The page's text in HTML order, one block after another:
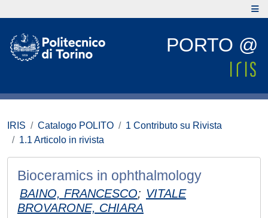
PORTO @
IRIS Catalogo POLITO
1 Contributo su Rivista
1.1 Articolo in rivista
Bioceramics in ophthalmology
BAINO, FRANCESCO; VITALE
BROVARONE, CHIARA